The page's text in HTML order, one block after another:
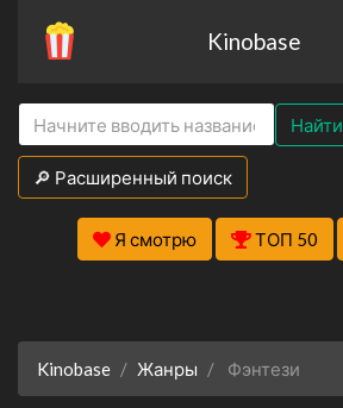
Kinobase
Найти
🔎 Расширенный поиск
Я смотрю ТОП 50
Kinobase Жанры Фэнтези